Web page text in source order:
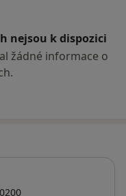
nejsou k dispozici
žádné informace o